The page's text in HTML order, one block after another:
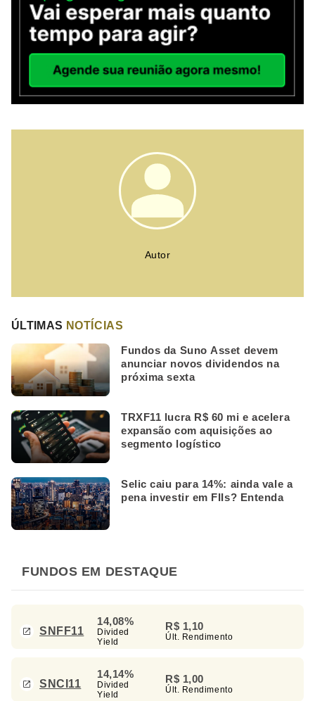
Autor
ÚLTIMAS NOTÍCIAS
Fundos da Suno Asset devem
anunciar novos dividendos na
próxima sexta
TRXF11 lucra R$ 60 mi e acelera
expansão com aquisições ao
segmento logístico
Selic caiu para 14%: ainda vale a
pena investir em FIIs? Entenda
FUNDOS EM DESTAQUE
SNFF11
14,08%
Divided
Yield
R$ 1,10
Últ. Rendimento
SNCI11
14,14%
Divided
Yield
R$ 1,00
Últ. Rendimento